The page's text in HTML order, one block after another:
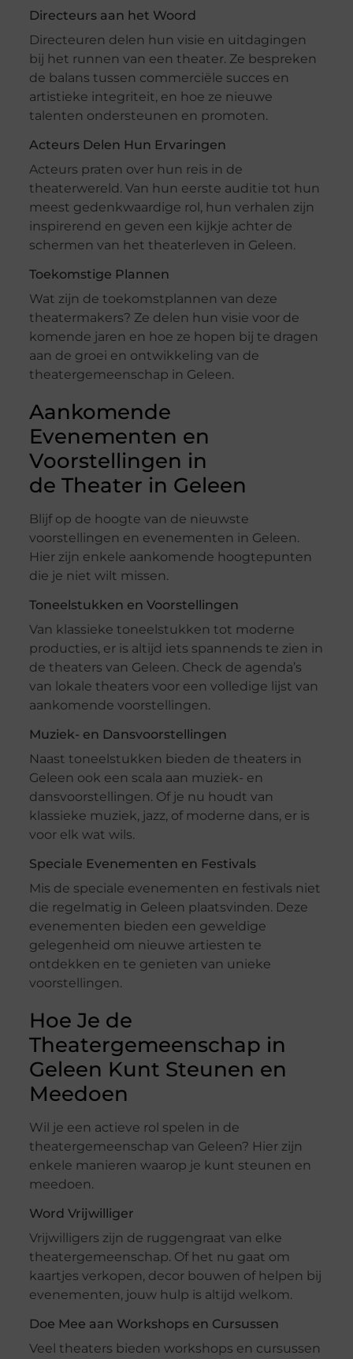
Directeurs aan het Woord
Directeuren delen hun visie en uitdagingen
bij het runnen van een theater. Ze bespreken
de balans tussen commerciële succes en
artistieke integriteit, en hoe ze nieuwe
talenten ondersteunen en promoten.
Acteurs Delen Hun Ervaringen
Acteurs praten over hun reis in de
theaterwereld. Van hun eerste auditie tot hun
meest gedenkwaardige rol, hun verhalen zijn
inspirerend en geven een kijkje achter de
schermen van het theaterleven in Geleen.
Toekomstige Plannen
Wat zijn de toekomstplannen van deze
theatermakers? Ze delen hun visie voor de
komende jaren en hoe ze hopen bij te dragen
aan de groei en ontwikkeling van de
theatergemeenschap in Geleen.
Aankomende
Evenementen en
Voorstellingen in
de Theater in Geleen
Blijf op de hoogte van de nieuwste
voorstellingen en evenementen in Geleen.
Hier zijn enkele aankomende hoogtepunten
die je niet wilt missen.
Toneelstukken en Voorstellingen
Van klassieke toneelstukken tot moderne
producties, er is altijd iets spannends te zien in
de theaters van Geleen. Check de agenda’s
van lokale theaters voor een volledige lijst van
aankomende voorstellingen.
Muziek- en Dansvoorstellingen
Naast toneelstukken bieden de theaters in
Geleen ook een scala aan muziek- en
dansvoorstellingen. Of je nu houdt van
klassieke muziek, jazz, of moderne dans, er is
voor elk wat wils.
Speciale Evenementen en Festivals
Mis de speciale evenementen en festivals niet
die regelmatig in Geleen plaatsvinden. Deze
evenementen bieden een geweldige
gelegenheid om nieuwe artiesten te
ontdekken en te genieten van unieke
voorstellingen.
Hoe Je de
Theatergemeenschap in
Geleen Kunt Steunen en
Meedoen
Wil je een actieve rol spelen in de
theatergemeenschap van Geleen? Hier zijn
enkele manieren waarop je kunt steunen en
meedoen.
Word Vrijwilliger
Vrijwilligers zijn de ruggengraat van elke
theatergemeenschap. Of het nu gaat om
kaartjes verkopen, decor bouwen of helpen bij
evenementen, jouw hulp is altijd welkom.
Doe Mee aan Workshops en Cursussen
Veel theaters bieden workshops en cursussen